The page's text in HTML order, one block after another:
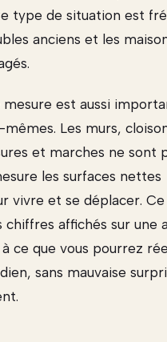
type de situation est
anciens et les
est aussi
mêmes. Les murs,
et marches ne sont
les surfaces nettes
vivre et se déplacer.
chiffres affichés sur une
ce que vous pourrez
sans mauvaise